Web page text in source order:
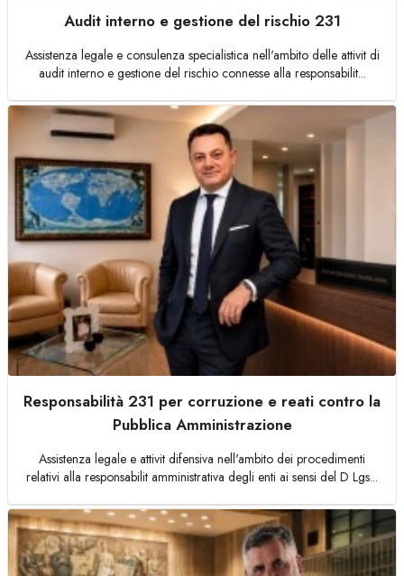
Audit interno e gestione del rischio 231
Assistenza legale e consulenza specialistica nell'ambito delle attivit di
audit interno e gestione del rischio connesse alla responsabilit...
Responsabilità 231 per corruzione e reati contro la
Pubblica Amministrazione
Assistenza legale e attivit difensiva nell'ambito dei procedimenti
relativi alla responsabilit amministrativa degli enti ai sensi del D Lgs...